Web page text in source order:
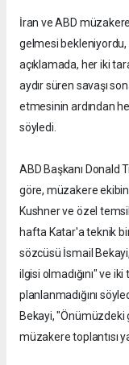
İran ve ABD
gelmesi bekleniyordu,
açıklamada, her iki
aydır süren savaşı
etmesinin ardından
söyledi.
ABD Başkanı Donald
göre, müzakere
Kushner ve özel
hafta Katar'a teknik
sözcüsü İsmail
ilgisi olmadığını" ve
planlanmadığını
Bekayi,
müzakere toplantısı